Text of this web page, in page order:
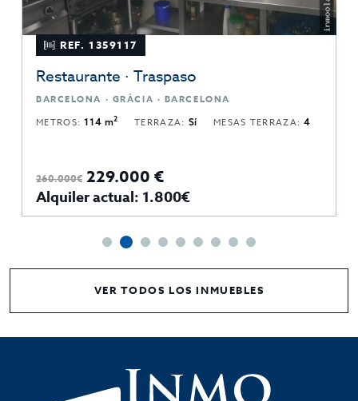
REF. 1359117
Restaurante · Traspaso
BARCELONA · GRÀCIA · BARCELONA
METROS:114 m2 TERRAZA: Sí MESAS TERRAZA:4
260.000€ 229.000 €
Alquiler actual: 1.800€
VER TODOS LOS INMUEBLES